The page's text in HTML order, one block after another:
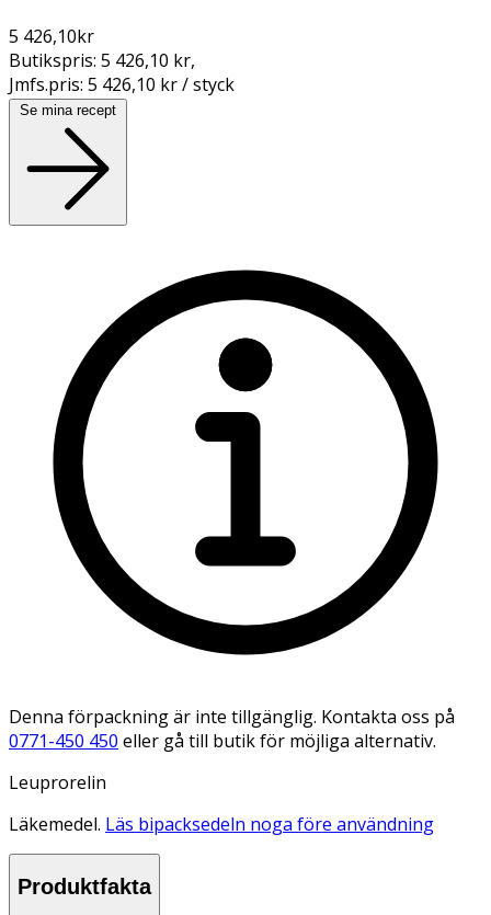
5 426,10kr
Butikspris: 5 426,10 kr,
Jmfs.pris: 5 426,10 kr / styck
Se mina recept
Denna förpackning är inte tillgänglig. Kontakta oss på
0771-450 450 eller gå till butik för möjliga alternativ.
Leuprorelin
Läkemedel. Läs bipacksedeln noga före användning
Produktfakta